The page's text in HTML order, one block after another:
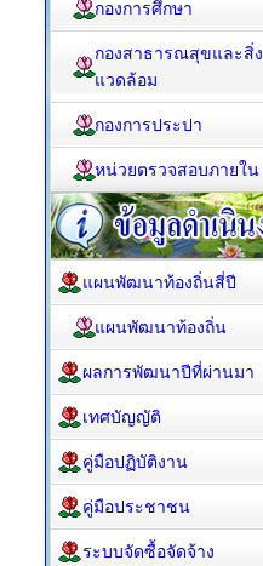
กองการศึกษา
กองสาธารณสุขและสิ่ง
แวดล้อม
กองการประปา
หน่วยตรวจสอบภายใน
แผนพัฒนาท้องถิ่นสี่ปี
แผนพัฒนาท้องถิ่น
ผลการพัฒนาปีที่ผ่านมา
เทศบัญญัติ
คู่มือปฏิบัติงาน
คู่มือประชาชน
ระบบจัดซื้อจัดจ้าง